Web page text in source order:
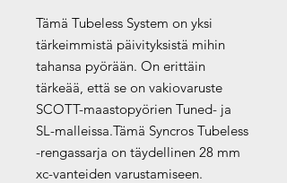
Tämä Tubeless System on yksi
tärkeimmistä päivityksistä mihin
tahansa pyörään. On erittäin
tärkeää, että se on vakiovaruste
SCOTT-maastopyörien Tuned- ja
SL-malleissa.Tämä Syncros Tubeless
-rengassarja on täydellinen 28 mm
xc-vanteiden varustamiseen.